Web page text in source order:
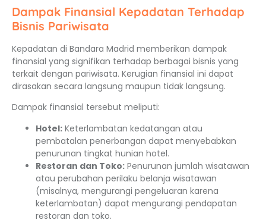
Dampak Finansial Kepadatan Terhadap
Bisnis Pariwisata
Kepadatan di Bandara Madrid memberikan dampak
finansial yang signifikan terhadap berbagai bisnis yang
terkait dengan pariwisata. Kerugian finansial ini dapat
dirasakan secara langsung maupun tidak langsung.
Dampak finansial tersebut meliputi:
Hotel: Keterlambatan kedatangan atau
pembatalan penerbangan dapat menyebabkan
penurunan tingkat hunian hotel.
Restoran dan Toko: Penurunan jumlah wisatawan
atau perubahan perilaku belanja wisatawan
(misalnya, mengurangi pengeluaran karena
keterlambatan) dapat mengurangi pendapatan
restoran dan toko.